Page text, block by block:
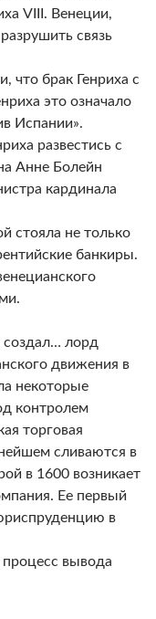
VIII. Венеции,
связь
что брак Генриха с
это означало
Испании».
развестись с
Анне Болейн
кардинала
стояла не только
банкиры.
лорд
движения в
некоторые
контролем
торговая
сливаются в
в 1600 возникает
Ее первый
в
вывода